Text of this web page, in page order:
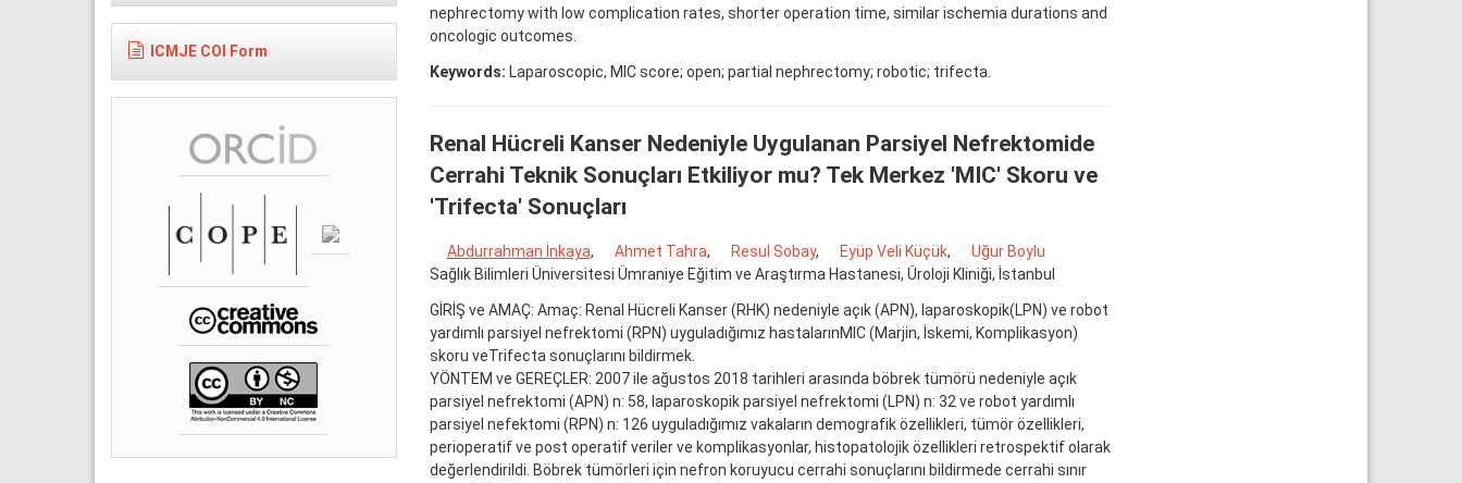
ICMJE COI Form
nephrectomy with low complication rates, shorter operation time, similar ischemia durations and
oncologic outcomes.
Keywords: Laparoscopic, MIC score; open; partial nephrectomy; robotic; trifecta.
Renal Hücreli Kanser Nedeniyle Uygulanan Parsiyel Nefrektomide
Cerrahi Teknik Sonuçları Etkiliyor mu? Tek Merkez 'MIC' Skoru ve
'Trifecta' Sonuçları
Abdurrahman İnkaya, Ahmet Tahra, Resul Sobay, Eyüp Veli Küçük,
Uğur Boylu
Sağlık Bilimleri Üniversitesi Ümraniye Eğitim ve Araştırma Hastanesi, Üroloji Kliniği, İstanbul
GİRİŞ ve AMAÇ: Amaç: Renal Hücreli Kanser (RHK) nedeniyle açık (APN), laparoskopik(LPN) ve robot
yardımlı parsiyel nefrektomi (RPN) uyguladığımız hastalarınMIC (Marjin, İskemi, Komplikasyon)
skoru veTrifecta sonuçlarını bildirmek.
YÖNTEM ve GEREÇLER: 2007 ile ağustos 2018 tarihleri arasında böbrek tümörü nedeniyle açık
parsiyel nefrektomi (APN) n: 58, laparoskopik parsiyel nefrektomi (LPN) n: 32 ve robot yardımlı
parsiyel nefektomi (RPN) n: 126 uyguladığımız vakaların demografik özellikleri, tümör özellikleri,
perioperatif ve post operatif veriler ve komplikasyonlar, histopatolojik özellikleri retrospektif olarak
değerlendirildi. Böbrek tümörleri için nefron koruyucu cerrahi sonuçlarını bildirmede cerrahi sınır